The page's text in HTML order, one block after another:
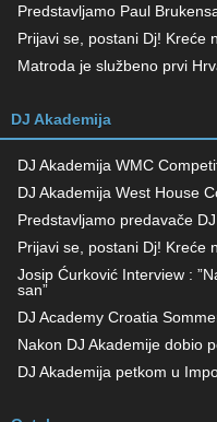
Predstavljamo Paul
Prijavi se, postani Dj! Kreće
Matroda je službeno prvi
DJ Akademija
DJ Akademija WMC
DJ Akademija West House
Predstavljamo predavače
Prijavi se, postani Dj! Kreće
Josip Ćurković Interview :
san”
DJ Academy Croatia
Nakon DJ Akademije dobio
DJ Akademija petkom u